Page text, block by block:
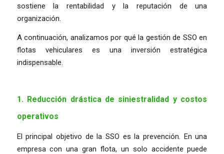
sostiene la rentabilidad y la reputación de una
organización.
A continuación, analizamos por qué la gestión de SSO en
flotas vehiculares es una inversión estratégica
indispensable.
1. Reducción drástica de siniestralidad y costos
operativos
El principal objetivo de la SSO es la prevención. En una
empresa con una gran flota, un solo accidente puede